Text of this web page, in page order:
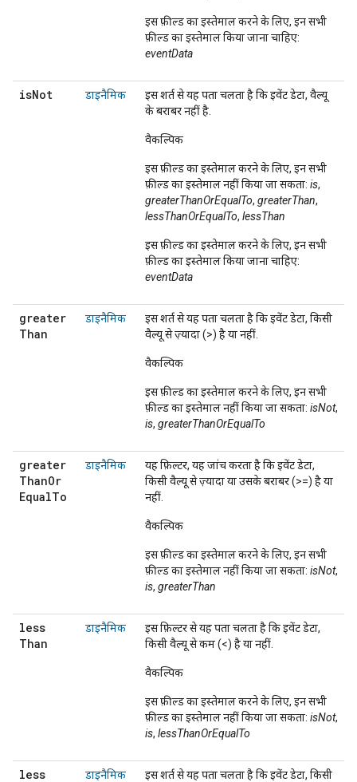
इस फ़ील्ड का इस्तेमाल करने के लिए, इन सभी
फ़ील्ड का इस्तेमाल किया जाना चाहिए:
eventData
isNot डाइनैमिक
इस शर्त से यह पता चलता है कि इवेंट डेटा, वैल्यू
के बराबर नहीं है.
वैकल्पिक
इस फ़ील्ड का इस्तेमाल करने के लिए, इन सभी
फ़ील्ड का इस्तेमाल नहीं किया जा सकता: is,
greaterThanOrEqualTo, greaterThan,
lessThanOrEqualTo, lessThan
इस फ़ील्ड का इस्तेमाल करने के लिए, इन सभी
फ़ील्ड का इस्तेमाल किया जाना चाहिए:
eventData
greater
Than
डाइनैमिक
इस शर्त से यह पता चलता है कि इवेंट डेटा, किसी
वैल्यू से ज़्यादा (>) है या नहीं.
वैकल्पिक
इस फ़ील्ड का इस्तेमाल करने के लिए, इन सभी
फ़ील्ड का इस्तेमाल नहीं किया जा सकता: isNot,
is, greaterThanOrEqualTo
greater
ThanOr
EqualTo
डाइनैमिक
यह फ़िल्टर, यह जांच करता है कि इवेंट डेटा,
किसी वैल्यू से ज़्यादा या उसके बराबर (>=) है या
नहीं.
वैकल्पिक
इस फ़ील्ड का इस्तेमाल करने के लिए, इन सभी
फ़ील्ड का इस्तेमाल नहीं किया जा सकता: isNot,
is, greaterThan
less
Than
डाइनैमिक
इस फ़िल्टर से यह पता चलता है कि इवेंट डेटा,
किसी वैल्यू से कम (<) है या नहीं.
वैकल्पिक
इस फ़ील्ड का इस्तेमाल करने के लिए, इन सभी
फ़ील्ड का इस्तेमाल नहीं किया जा सकता: isNot,
is, lessThanOrEqualTo
less डाइनैमिक इस शर्त से यह पता चलता है कि इवेंट डेटा, किसी